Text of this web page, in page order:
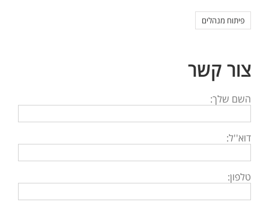
פיתוח מנהלים
צור קשר
השם שלך:
דוא''ל:
טלפון: